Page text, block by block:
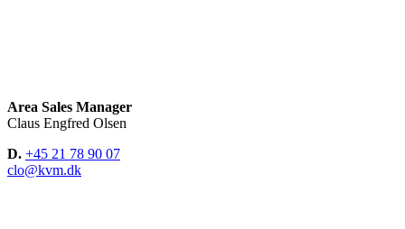
Area Sales Manager
Claus Engfred Olsen
D. +45 21 78 90 07
clo@kvm.dk